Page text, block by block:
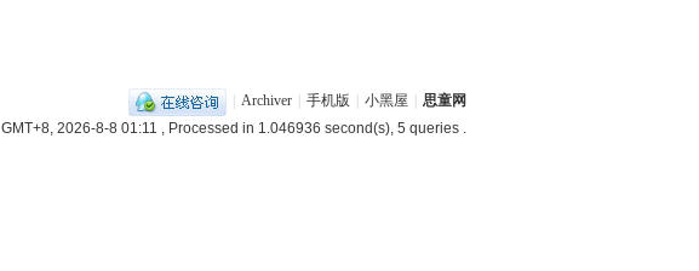
Archiver 手机版 小黑屋
思童网
GMT+8, 2026-8-8 01:11 , Processed in 1.046936 second(s), 5 queries .